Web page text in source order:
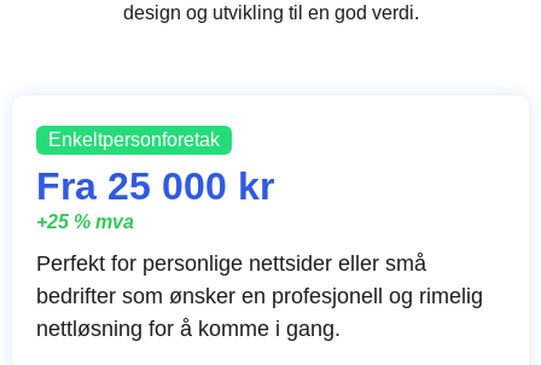
design og utvikling til en god verdi.
Enkeltpersonforetak
Fra 25 000 kr
+25 % mva
Perfekt for personlige nettsider eller små
bedrifter som ønsker en profesjonell og rimelig
nettløsning for å komme i gang.